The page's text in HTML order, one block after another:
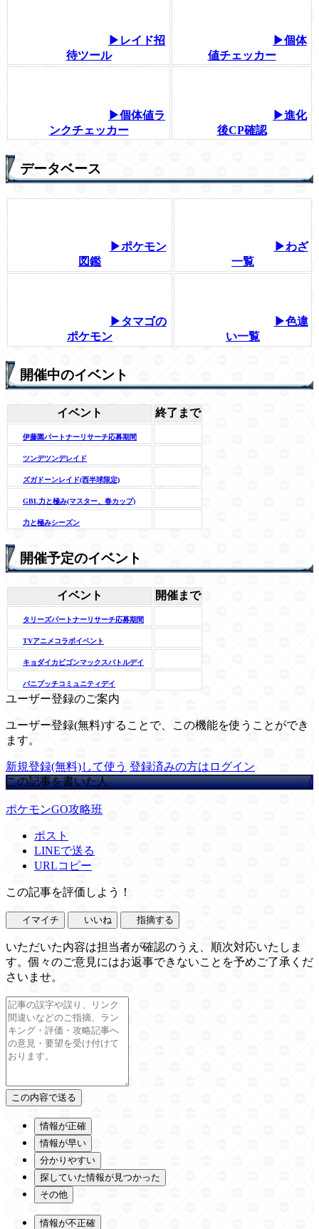
▶レイド招
待ツール
▶個体
値チェッカー
▶個体値ラ
ンクチェッカー
▶進化
後CP確認
データベース
▶ポケモン
図鑑
▶わざ
一覧
▶タマゴの
ポケモン
▶色違
い一覧
開催中のイベント
イベント 終了まで
伊藤園パートナーリサーチ応募期間
ツンデツンデレイド
ズガドーンレイド(西半球限定)
GBL力と極み(マスター、春カップ)
力と極みシーズン
開催予定のイベント
イベント 開催まで
タリーズパートナーリサーチ応募期間
TVアニメコラボイベント
キョダイカビゴンマックスバトルデイ
バニプッチコミュニティデイ
ユーザー登録のご案内
ユーザー登録(無料)することで、この機能を使うことができ
ます。
新規登録(無料)して使う 登録済みの方はログイン
この記事を書いた人
ポケモンGO攻略班
ポスト
LINEで送る
URLコピー
この記事を評価しよう！
イマイチ いいね 指摘する
いただいた内容は担当者が確認のうえ、順次対応いたしま
す。個々のご意見にはお返事できないことを予めご了承くだ
さいませ。
情報が正確
情報が早い
分かりやすい
探していた情報が見つかった
その他
情報が不正確